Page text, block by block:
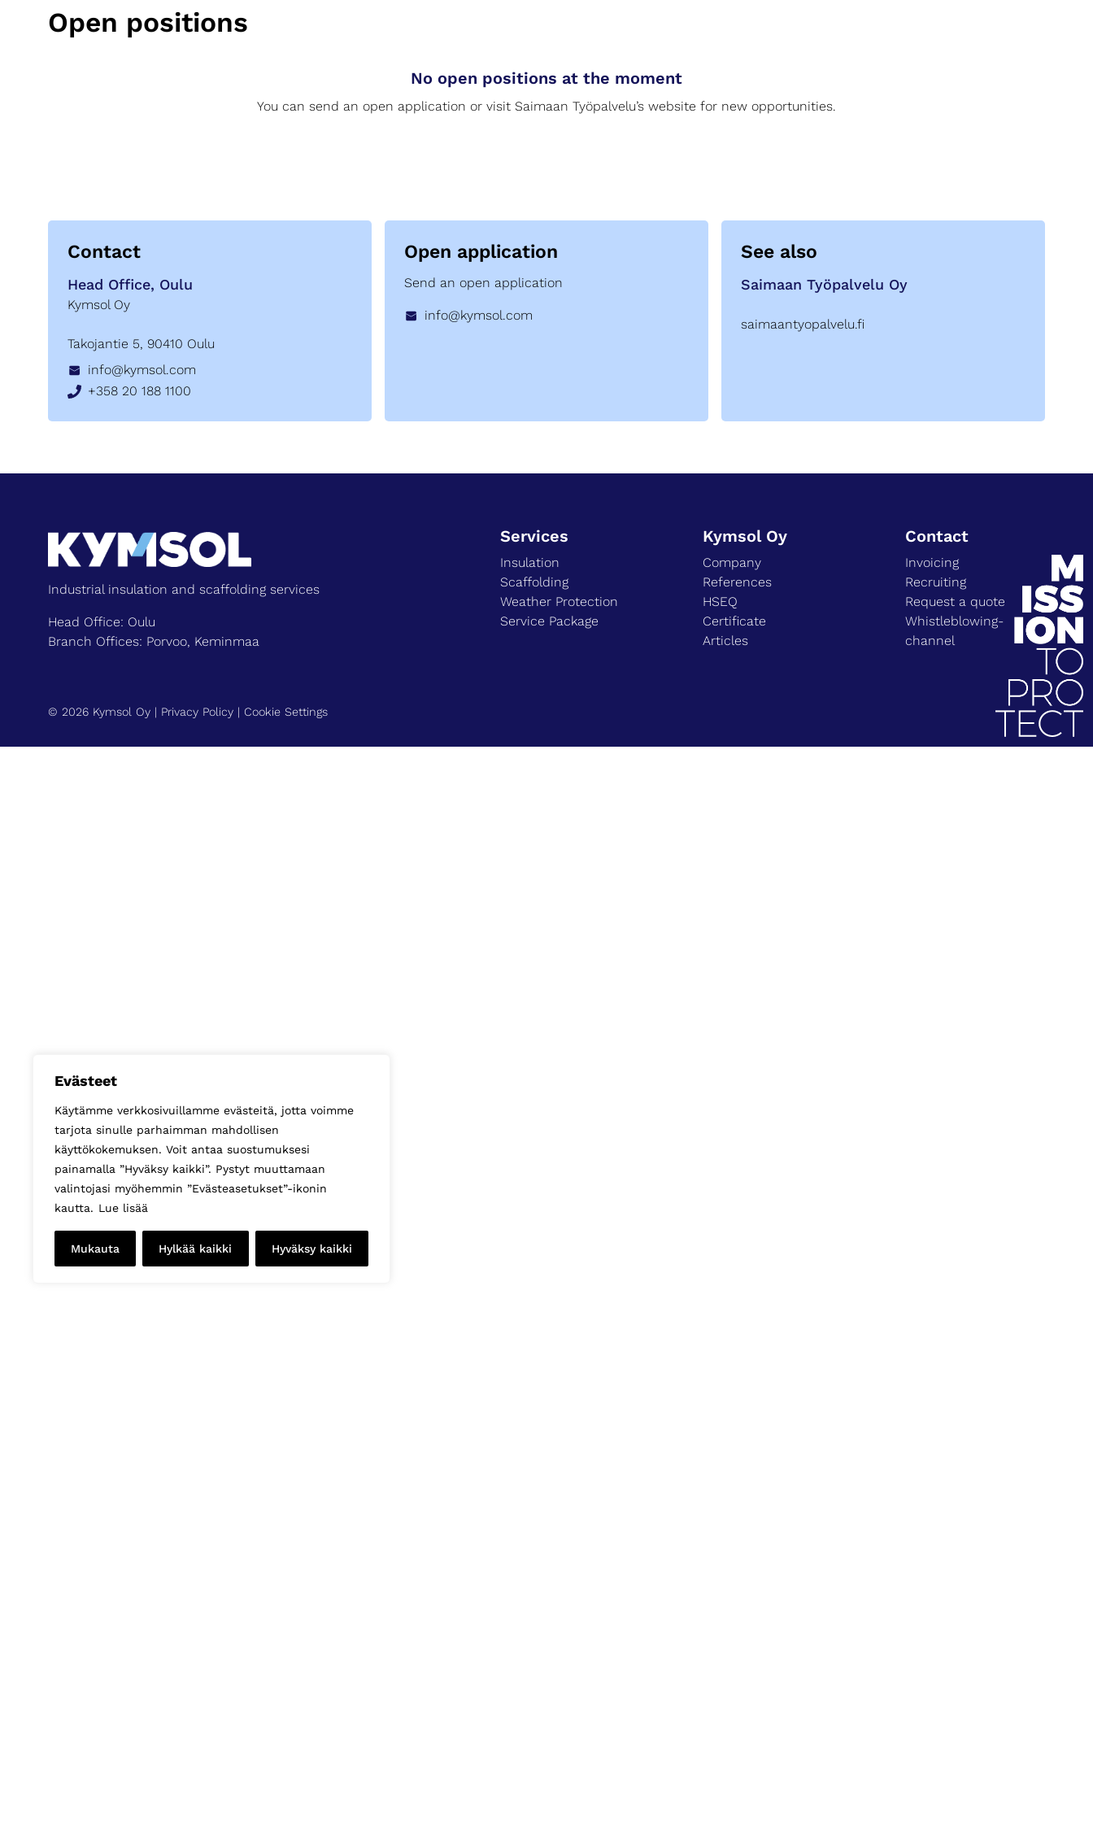
Evästeet
Käytämme verkkosivuillamme evästeitä, jotta voimme
tarjota sinulle parhaimman mahdollisen
käyttökokemuksen. Voit antaa suostumuksesi
painamalla ”Hyväksy kaikki”. Pystyt muuttamaan
valintojasi myöhemmin ”Evästeasetukset”-ikonin
kautta. Lue lisää
Mukauta Hylkää kaikki Hyväksy kaikki
Open positions
No open positions at the moment
You can send an open application or visit Saimaan Työpalvelu’s website for new opportunities.
Contact
Head Office, Oulu
Kymsol Oy
Takojantie 5, 90410 Oulu
info@kymsol.com
+358 20 188 1100
Open application
Send an open application
info@kymsol.com
See also
Saimaan Työpalvelu Oy
saimaantyopalvelu.fi
Industrial insulation and scaffolding services
Head Office: Oulu
Branch Offices: Porvoo, Keminmaa
Services
Insulation
Scaffolding
Weather Protection
Service Package
Kymsol Oy
Company
References
HSEQ
Certificate
Articles
Contact
Invoicing
Recruiting
Request a quote
Whistleblowing-
channel
© 2026 Kymsol Oy | Privacy Policy | Cookie Settings